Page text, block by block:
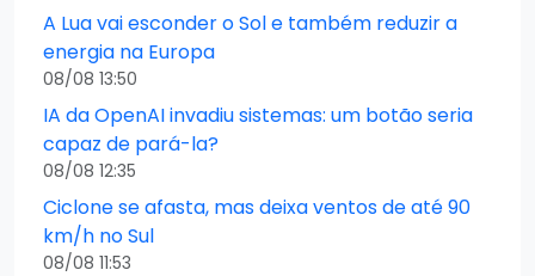
A Lua vai esconder o Sol e também reduzir a
energia na Europa
08/08 13:50
IA da OpenAI invadiu sistemas: um botão seria
capaz de pará-la?
08/08 12:35
Ciclone se afasta, mas deixa ventos de até 90
km/h no Sul
08/08 11:53